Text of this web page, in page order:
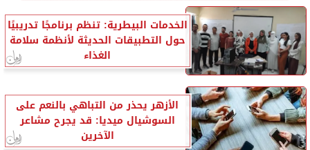
الخدمات البيطرية: تنظم برنامجًا تدريبيًا
حول التطبيقات الحديثة لأنظمة سلامة
الغذاء
الأزهر يحذر من التباهي بالنعم على
السوشيال ميديا: قد يجرح مشاعر
الآخرين